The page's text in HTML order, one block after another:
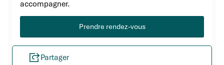
accompagner.
Prendre rendez-vous
Partager